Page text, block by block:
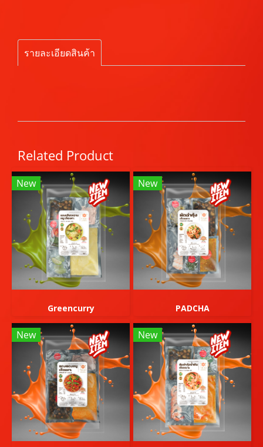
รายละเอียดสินค้า
Related Product
New
Greencurry
New
PADCHA
New New